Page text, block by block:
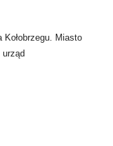
Kołobrzegu. Miasto
urząd